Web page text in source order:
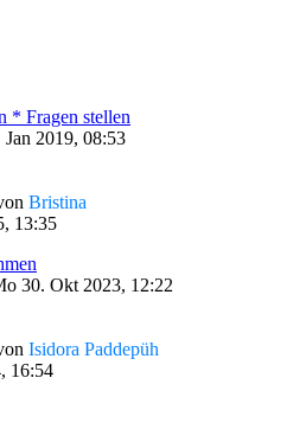
* Fragen stellen
Jan 2019, 08:53
Bristina
13:35
30. Okt 2023, 12:22
Isidora Paddepüh
16:54